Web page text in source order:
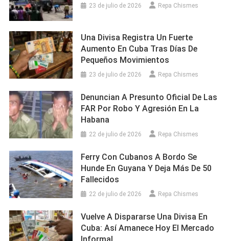
23 de julio de 2026 Repa Chismes
Una Divisa Registra Un Fuerte
Aumento En Cuba Tras Días De
Pequeños Movimientos
23 de julio de 2026 Repa Chismes
Denuncian A Presunto Oficial De Las
FAR Por Robo Y Agresión En La
Habana
22 de julio de 2026 Repa Chismes
Ferry Con Cubanos A Bordo Se
Hunde En Guyana Y Deja Más De 50
Fallecidos
22 de julio de 2026 Repa Chismes
Vuelve A Dispararse Una Divisa En
Cuba: Así Amanece Hoy El Mercado